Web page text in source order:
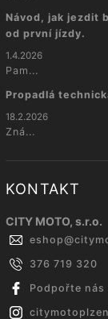
Návod, jak jezdit
od první jízdy.
1.4.2026
Pam...
Propadlá
18.2.2026
Zná...
KONTAKT
CITY MOTO, s.r.o.
eshop@
376 719 320
Podpořte nás
citymotoplzen